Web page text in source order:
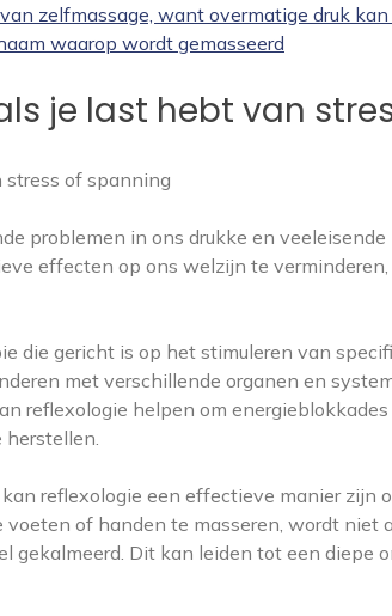
zelfmassage, want overmatige druk
waarop wordt gemasseerd
je last hebt van
stress of spanning
problemen in ons drukke en veeleisende
effecten op ons welzijn te
die gericht is op het stimuleren van
met verschillende organen en
reflexologie helpen om
reflexologie een effectieve manier zijn
voeten of handen te masseren, wordt niet
gekalmeerd. Dit kan leiden tot een diepe